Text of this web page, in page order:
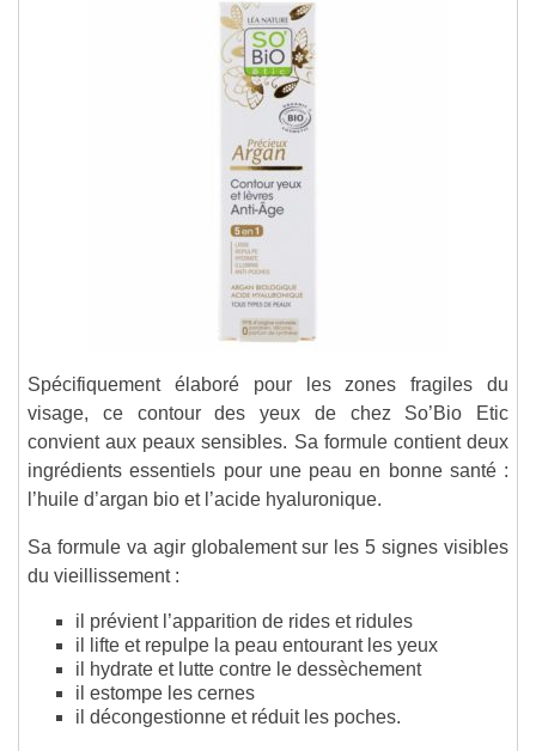
Spécifiquement élaboré pour les zones fragiles du
visage, ce contour des yeux de chez So’Bio Etic
convient aux peaux sensibles. Sa formule contient deux
ingrédients essentiels pour une peau en bonne santé :
l’huile d’argan bio et l’acide hyaluronique.
Sa formule va agir globalement sur les 5 signes visibles
du vieillissement :
il prévient l’apparition de rides et ridules
il lifte et repulpe la peau entourant les yeux
il hydrate et lutte contre le dessèchement
il estompe les cernes
il décongestionne et réduit les poches.